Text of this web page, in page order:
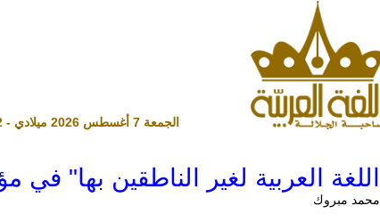
"اللغة العربية لغير الناطقين بها"
محمد مبروك